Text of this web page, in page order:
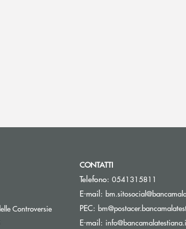
nuova finestra
finestra
ControversieApre una nuova finestra
Apre una nuova finestra
CONTATTI
Telefono: 0541315811
E-mail:
PEC:
E-mail: